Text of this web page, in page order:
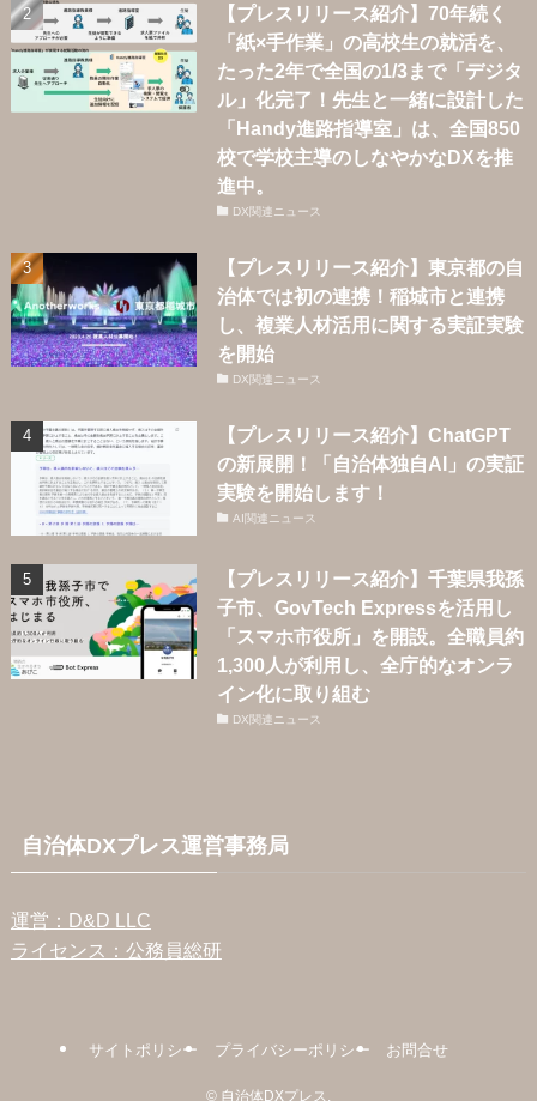
【プレスリリース紹介】70年続く
「紙×手作業」の高校生の就活を、
たった2年で全国の1/3まで「デジタ
ル」化完了！先生と一緒に設計した
「Handy進路指導室」は、全国850
校で学校主導のしなやかなDXを推
進中。
DX関連ニュース
【プレスリリース紹介】東京都の自
治体では初の連携！稲城市と連携
し、複業人材活用に関する実証実験
を開始
DX関連ニュース
【プレスリリース紹介】ChatGPT
の新展開！「自治体独自AI」の実証
実験を開始します！
AI関連ニュース
【プレスリリース紹介】千葉県我孫
子市、GovTech Expressを活用し
「スマホ市役所」を開設。全職員約
1,300人が利用し、全庁的なオンラ
イン化に取り組む
DX関連ニュース
自治体DXプレス運営事務局
運営：D&D LLC
ライセンス：公務員総研
サイトポリシー プライバシーポリシー お問合せ
© 自治体DXプレス.